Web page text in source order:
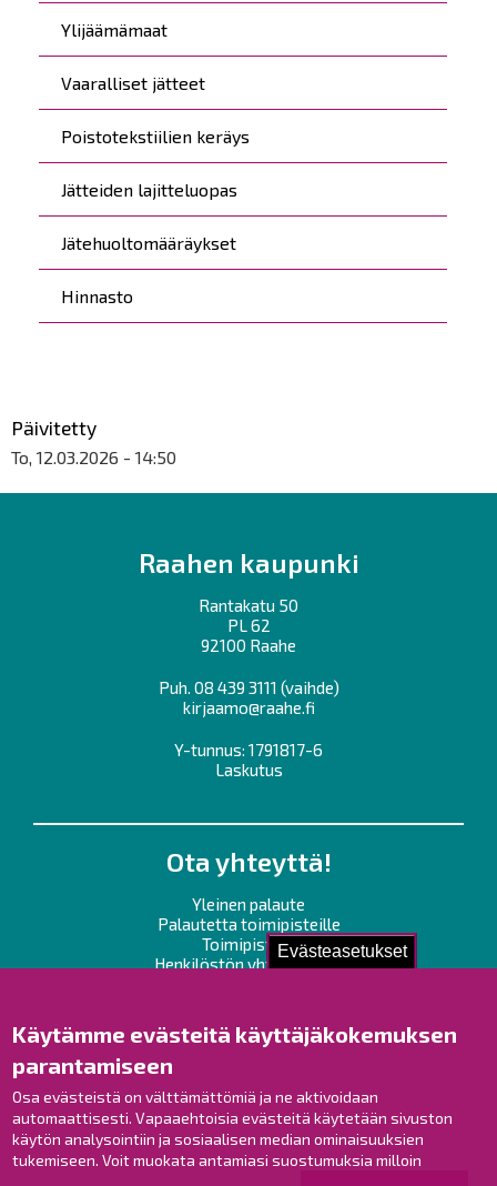
Evästeasetukset
Käytämme evästeitä käyttäjäkokemuksen
parantamiseen
Osa evästeistä on välttämättömiä ja ne aktivoidaan
automaattisesti. Vapaaehtoisia evästeitä käytetään sivuston
käytön analysointiin ja sosiaalisen median ominaisuuksien
tukemiseen. Voit muokata antamiasi suostumuksia milloin
Ylijäämämaat
Vaaralliset jätteet
Poistotekstiilien keräys
Jätteiden lajitteluopas
Jätehuoltomääräykset
Hinnasto
Päivitetty
To, 12.03.2026 - 14:50
Raahen kaupunki
Rantakatu 50
PL 62
92100 Raahe
Puh. 08 439 3111 (vaihde)
kirjaamo@raahe.fi
Y-tunnus: 1791817-6
Laskutus
Ota yhteyttä!
Yleinen palaute
Palautetta toimipisteille
Toimipisteet
Henkilöstön yhteystiedot
Raahe Facebookissa
Raahe Instagramissa
Raahe LinkedInissä
Raahe YouTubessa